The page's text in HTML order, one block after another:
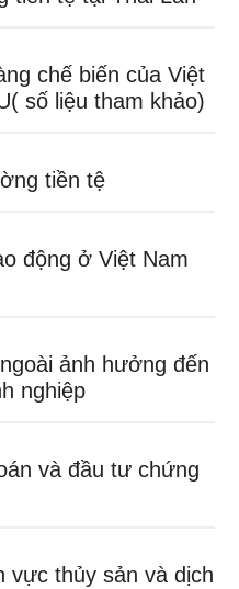
chế biến của Việt
số liệu tham khảo)
tiền tệ
động ở Việt Nam
ảnh hưởng đến
nghiệp
và đầu tư chứng
vực thủy sản và dịch